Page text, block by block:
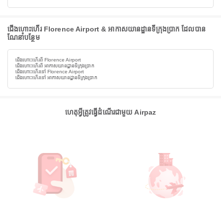
ជើងហោះហើរ Florence Airport & អាកាសយានដ្ឋានទីក្រុងប្រាក ដែលបាន
ណែនាំបន្ថែម
ជើងហោះហើរពី Florence Airport
ជើងហោះហើរពី អាកាសយានដ្ឋានទីក្រុងប្រាក
ជើងហោះហើរទៅ Florence Airport
ជើងហោះហើរទៅ អាកាសយានដ្ឋានទីក្រុងប្រាក
ហេតុអ្វីត្រូវធ្វើដំណើរជាមួយ Airpaz